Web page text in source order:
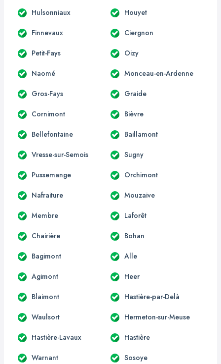
Hulsonniaux Houyet
Finnevaux Ciergnon
Petit-Fays Oizy
Naomé Monceau-en-Ardenne
Gros-Fays Graide
Cornimont Bièvre
Bellefontaine Baillamont
Vresse-sur-Semois Sugny
Pussemange Orchimont
Nafraiture Mouzaive
Membre Laforêt
Chairière Bohan
Bagimont Alle
Agimont Heer
Blaimont Hastière-par-Delà
Waulsort Hermeton-sur-Meuse
Hastière-Lavaux Hastière
Warnant Sosoye